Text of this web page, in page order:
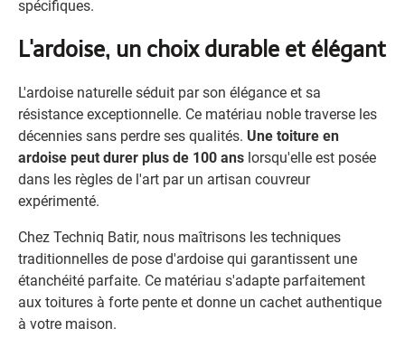
spécifiques.
L'ardoise, un choix durable et élégant
L'ardoise naturelle séduit par son élégance et sa
résistance exceptionnelle. Ce matériau noble traverse les
décennies sans perdre ses qualités. Une toiture en
ardoise peut durer plus de 100 ans lorsqu'elle est posée
dans les règles de l'art par un artisan couvreur
expérimenté.
Chez Techniq Batir, nous maîtrisons les techniques
traditionnelles de pose d'ardoise qui garantissent une
étanchéité parfaite. Ce matériau s'adapte parfaitement
aux toitures à forte pente et donne un cachet authentique
à votre maison.